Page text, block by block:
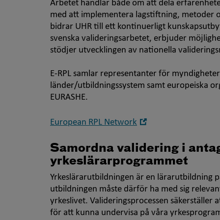
Arbetet handlar både om att dela
med att implementera lagstiftning, metoder
bidrar UHR till ett kontinuerligt
svenska valideringsarbetet, erbjuder
stödjer utvecklingen av nationella
E-RPL samlar representanter för
länder/utbildningssystem samt europeiska
EURASHE.
European RPL Network
nytt
fönster
Samordna validering i
yrkeslärarprogrammet
Yrkeslärarutbildningen är en lärarutbildning
utbildningen måste därför ha med sig
yrkeslivet. Valideringsprocessen säkerställer
för att kunna undervisa på våra